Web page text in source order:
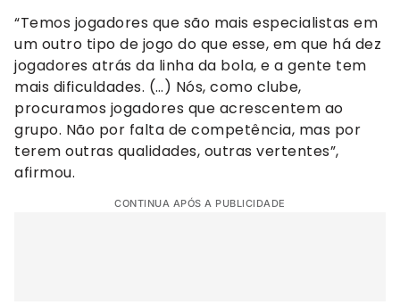
“Temos jogadores que são mais especialistas em
um outro tipo de jogo do que esse, em que há dez
jogadores atrás da linha da bola, e a gente tem
mais dificuldades. (…) Nós, como clube,
procuramos jogadores que acrescentem ao
grupo. Não por falta de competência, mas por
terem outras qualidades, outras vertentes”,
afirmou.
CONTINUA APÓS A PUBLICIDADE